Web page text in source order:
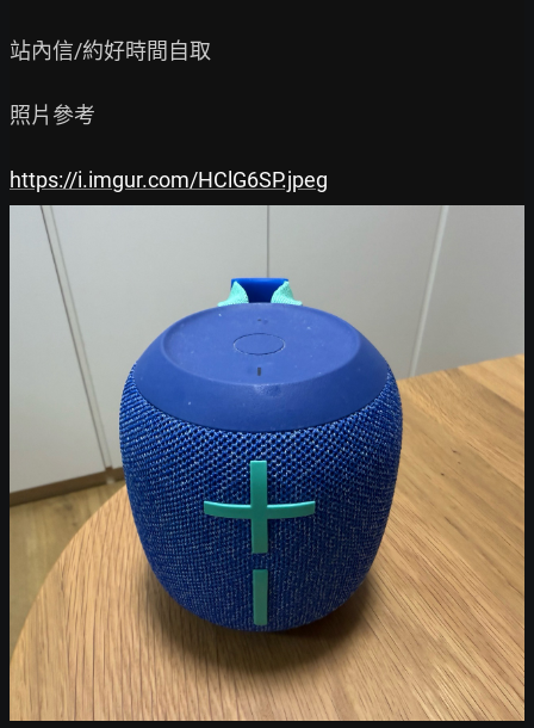
站內信/約好時間自取
照片參考
https://i.imgur.com/HClG6SP.jpeg